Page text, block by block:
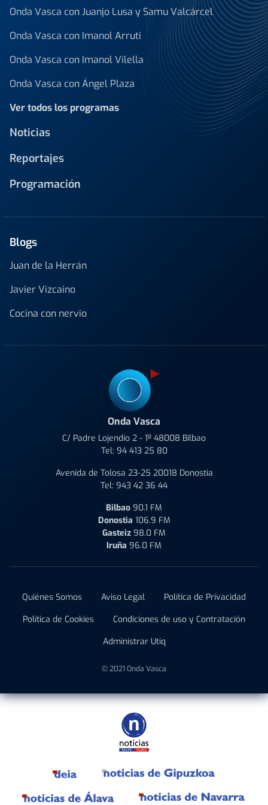
Onda Vasca con Juanjo Lusa y Samu Valcárcel
Onda Vasca con Imanol Arruti
Onda Vasca con Imanol Vilella
Onda Vasca con Ángel Plaza
Ver todos los programas
Noticias
Reportajes
Programación
Blogs
Juan de la Herrán
Javier Vizcaino
Cocina con nervio
Onda Vasca
C/ Padre Lojendio 2 - 1º 48008 Bilbao
Tel: 94 413 25 80
Avenida de Tolosa 23-25 20018 Donostia
Tel: 943 42 36 44
Bilbao 90.1 FM
Donostia 106.9 FM
Gasteiz 98.0 FM
Iruña 96.0 FM
Quiénes Somos Aviso Legal
Política de Privacidad
Política de Cookies
Condiciones de uso y Contratación
Administrar Utiq
© 2021 Onda Vasca